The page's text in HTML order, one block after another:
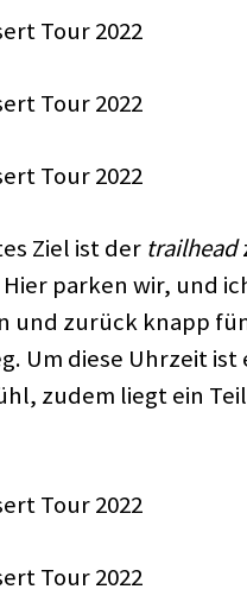
Ziel ist der trailhead
parken wir, und
und zurück knapp
Um diese Uhrzeit ist
zudem liegt ein